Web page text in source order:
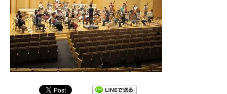
九大フィルの歴史
ご寄付のお願い
演奏会の歴史
出張演奏
九大フィル特集ページ